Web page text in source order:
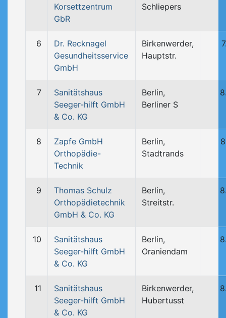
Korsettzentrum
GbR
Schliepers
6
Dr. Recknagel
Gesundheitsservice
GmbH
Birkenwerder,
Hauptstr.
7
Sanitätshaus
Seeger-hilft GmbH
& Co. KG
Berlin,
Berliner S
8
Zapfe GmbH
Orthopädie-
Technik
Berlin,
Stadtrands
9
Thomas Schulz
Orthopädietechnik
GmbH & Co. KG
Berlin,
Streitstr.
10
Sanitätshaus
Seeger-hilft GmbH
& Co. KG
Berlin,
Oraniendam
11
Sanitätshaus
Seeger-hilft GmbH
& Co. KG
Birkenwerder,
Hubertusst